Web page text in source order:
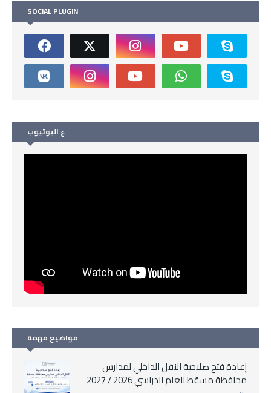
SOCIAL PLUGIN
ع اليوتيوب
مواضيع مهمة
إعادة فتح صلاحية النقل الداخلي لمدارس
محافظة مسقط للعام الدراسي 2026 / 2027